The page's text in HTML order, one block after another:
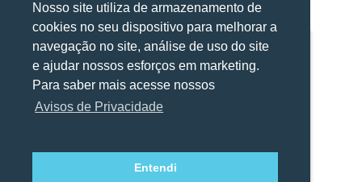
Utilizamos cookies para oferecer melhor
experiência, melhorar o desempenho, analisar
como você interage em nosso site e
personalizar conteúdo.
Utilizamos cookies para oferecer melhor
experiência, melhorar o desempenho, analisar
como você interage em nosso site e
personalizar conteúdo.
Nosso site utiliza de armazenamento de
cookies no seu dispositivo para melhorar a
navegação no site, análise de uso do site
e ajudar nossos esforços em marketing.
Para saber mais acesse nossos
Avisos de Privacidade
Entendi